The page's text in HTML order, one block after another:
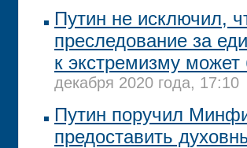
Путин не исключил,
преследование за
к экстремизму
декабря 2020 года, 17:10
Путин поручил
предоставить